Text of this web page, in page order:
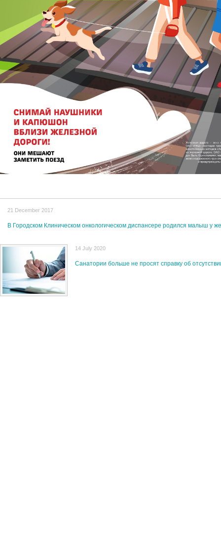
21 December 2017
В Городском Клиническом онкологическом диспансере родился малыш у
14 July 2020
Санатории больше не просят справку об